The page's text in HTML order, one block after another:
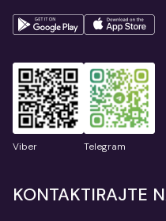
Viber Telegram
KONTAKTIRAJTE